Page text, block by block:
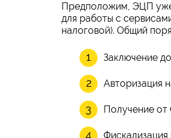
Предположим, ЭЦП уже
для работы с
налоговой). Общий
Заключение
Авторизация
Получение